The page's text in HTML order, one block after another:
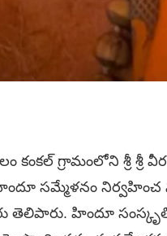
గ్రామంలోని శ్రీ శ్రీ
సమ్మేళనం నిర్వహించ
తెలిపారు. హిందూ